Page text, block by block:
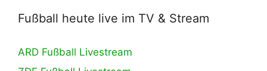
Fußball heute live im TV & Stream
ARD Fußball Livestream